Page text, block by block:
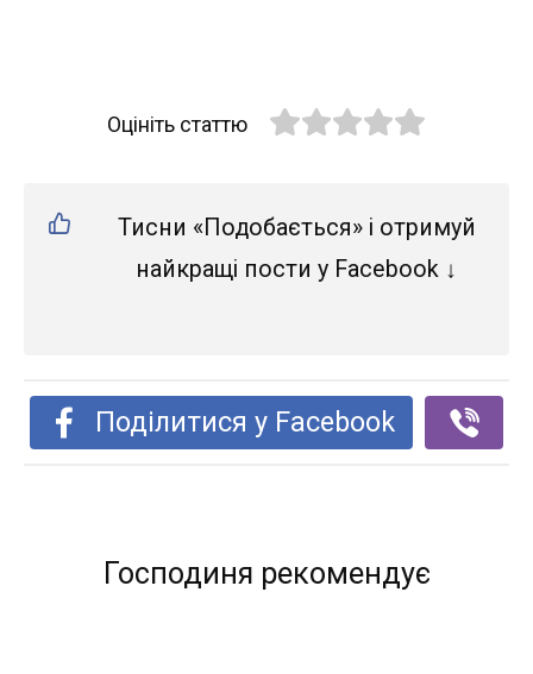
Оцініть статтю
Тисни «Подобається» і отримуй
найкращі пости у Facebook ↓
Поділитися у Facebook
Господиня рекомендує